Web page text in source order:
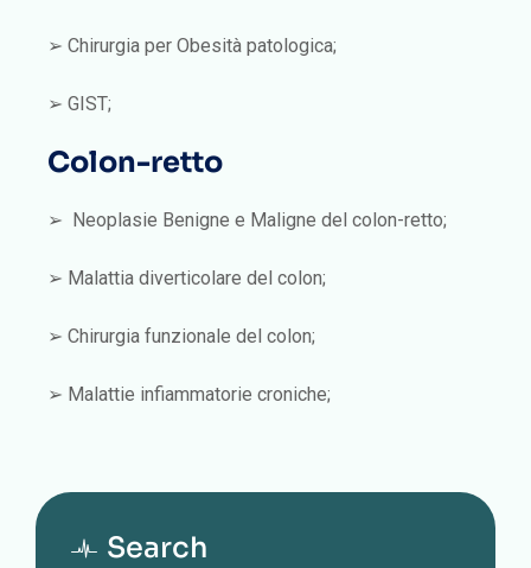
➢ Chirurgia per Obesità patologica;
➢ GIST;
Colon-retto
➢ Neoplasie Benigne e Maligne del colon-retto;
➢ Malattia diverticolare del colon;
➢ Chirurgia funzionale del colon;
➢ Malattie infiammatorie croniche;
Search